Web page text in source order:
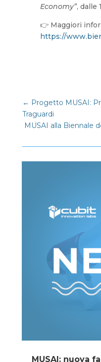
Economy”, dalle
👉 Maggiori
https://
← Progetto MUSAI:
Traguardi
MUSAI alla Biennale
MUSAI: nuova